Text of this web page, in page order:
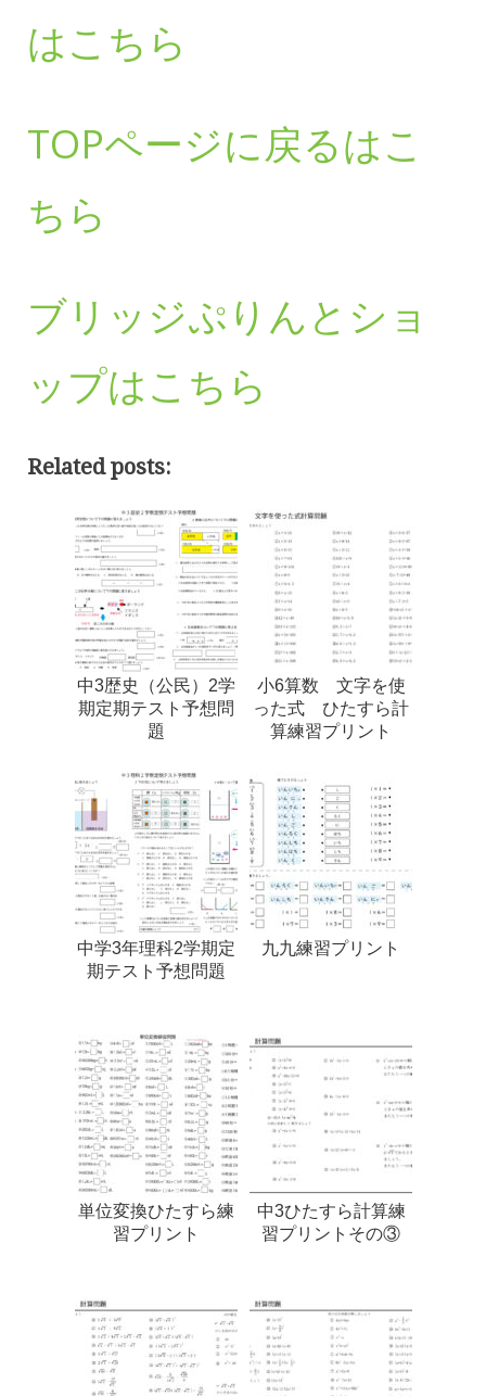
はこちら
TOPページに戻るはこ
ちら
ブリッジぷりんとショ
ップはこちら
Related posts:
中3歴史（公民）2学
期定期テスト予想問
題
小6算数 文字を使
った式 ひたすら計
算練習プリント
中学3年理科2学期定
期テスト予想問題
九九練習プリント
単位変換ひたすら練
習プリント
中3ひたすら計算練
習プリントその③